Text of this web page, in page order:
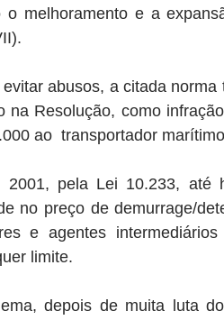
o melhoramento e a
abusos, a citada
na Resolução, como
ao  transportador
2001, pela Lei 10.233, até
no preço de demurrage/
e agentes
limite.
depois de muita luta